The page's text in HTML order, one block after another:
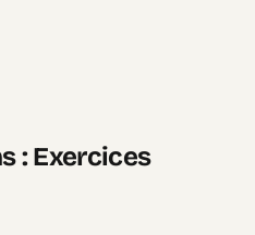
: Exercices